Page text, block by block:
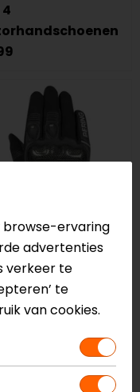
browse-ervaring
advertenties
verkeer te
te
van cookies.